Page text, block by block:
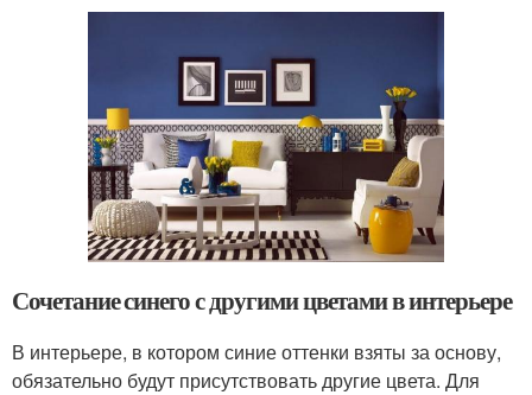
Сочетание синего с другими цветами в интерьере
В интерьере, в котором синие оттенки взяты за основу,
обязательно будут присутствовать другие цвета. Для